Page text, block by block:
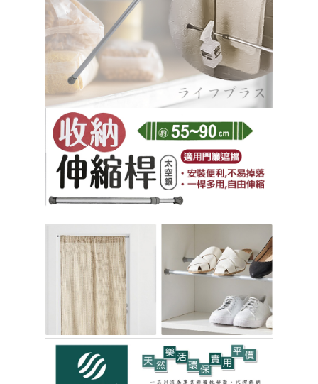
１．透過由恩沛科技股份有限公司提供之「AFTEE先享後付」服務完成之交
易，需依本服務之必要範圍內提供個人資料，並將交易相關給付款項請求債
權轉讓予恩沛科技股份有限公司。
２．關於個人資料處理事宜，請瀏覽以下網址：
https://aftee.tw/terms/#terms3
３．未成年的使用者請事先徵得法定代理人或監護人之同意方可使用
「AFTEE先享後付」，若未經同意申辦者引起之損失，本公司不負相關責
４．使用「AFTEE先享後付」時，將依據個別帳號之用戶狀況，依本公司即
時審查核予不同之上限額度；若仍有額度不足之情形，本公司將視審查結果
請求用戶進行身份認證。
５．嚴禁一人註冊多個帳號或使用他人資訊註冊。若發現惡意使用之情形，
恩沛科技股份有限公司將有權停止該用戶之使用額度並採取法律行動。